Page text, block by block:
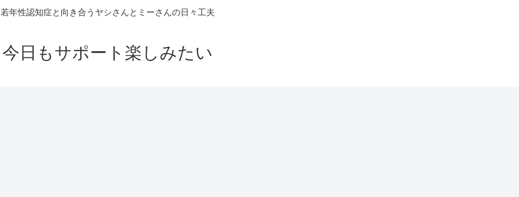
若年性認知症と向き合うヤシさんとミーさんの日々工夫
今日もサポート楽しみたい